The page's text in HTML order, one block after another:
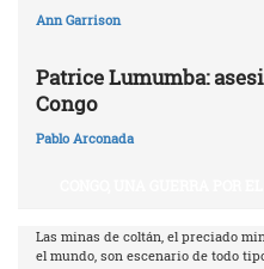
Ann Garrison
Patrice Lumumba:
Congo
Pablo Arconada
Las minas de coltán, el preciado
el mundo, son escenario de todo